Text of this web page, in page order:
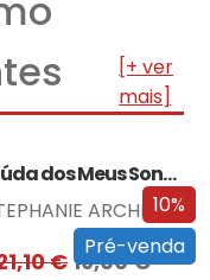
[+ ver
mais]
10%
Pré-venda
A Miúda dos Meus Sonhos – Edição…
ARCHER
€19,00€